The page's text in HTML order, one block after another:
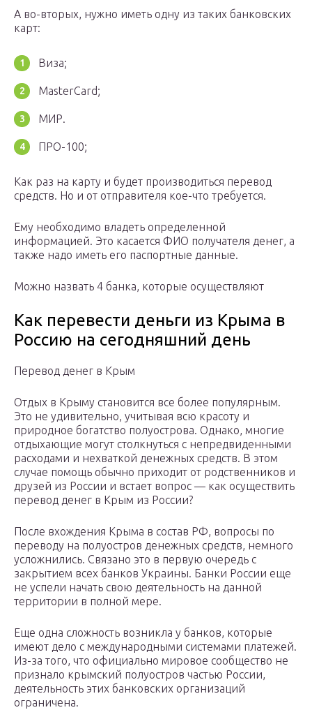
А во-вторых, нужно иметь одну из таких банковских
карт:
Виза;
MasterCard;
МИР.
ПРО-100;
Как раз на карту и будет производиться перевод
средств. Но и от отправителя кое-что требуется.
Ему необходимо владеть определенной
информацией. Это касается ФИО получателя денег, а
также надо иметь его паспортные данные.
Можно назвать 4 банка, которые осуществляют
Как перевести деньги из Крыма в
Россию на сегодняшний день
Перевод денег в Крым
Отдых в Крыму становится все более популярным.
Это не удивительно, учитывая всю красоту и
природное богатство полуострова. Однако, многие
отдыхающие могут столкнуться с непредвиденными
расходами и нехваткой денежных средств. В этом
случае помощь обычно приходит от родственников и
друзей из России и встает вопрос — как осуществить
перевод денег в Крым из России?
После вхождения Крыма в состав РФ, вопросы по
переводу на полуостров денежных средств, немного
усложнились. Связано это в первую очередь с
закрытием всех банков Украины. Банки России еще
не успели начать свою деятельность на данной
территории в полной мере.
Еще одна сложность возникла у банков, которые
имеют дело с международными системами платежей.
Из-за того, что официально мировое сообщество не
признало крымский полуостров частью России,
деятельность этих банковских организаций
ограничена.